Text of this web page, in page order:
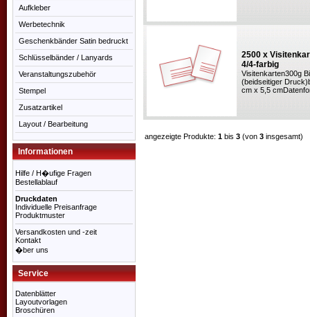
Aufkleber
Werbetechnik
Geschenkbänder Satin bedruckt
Schlüsselbänder / Lanyards
Veranstaltungszubehör
Stempel
Zusatzartikel
Layout / Bearbeitung
Informationen
Hilfe / H�ufige Fragen
Bestellablauf
Druckdaten
Individuelle Preisanfrage
Produktmuster
Versandkosten und -zeit
Kontakt
�ber uns
Service
Datenblätter
Layoutvorlagen
Broschüren
2500 x
4/4-farbig
Visitenkarten300g
(beidseitiger
cm x 5,5
angezeigte Produkte: 1 bis 3 (von 3 insgesamt)